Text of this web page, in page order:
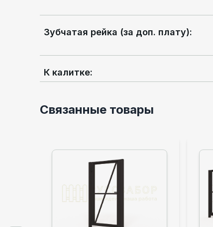
Зубчатая рейка (за доп. плату):
К калитке:
Связанные товары